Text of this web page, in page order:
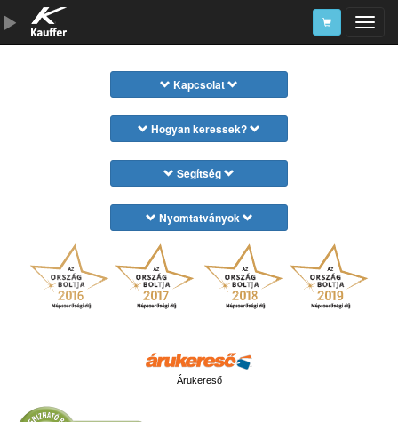
Szerszámkatalógus
Kapcsolat
Hogyan keressek?
Segítség
Nyomtatványok
Árukereső